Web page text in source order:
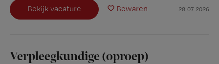
Bekijk vacature Bewaren 28-07-2026
Verpleegkundige (oproep)